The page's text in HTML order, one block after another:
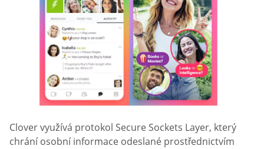
Clover využívá protokol Secure Sockets Layer, který
chrání osobní informace odeslané prostřednictvím